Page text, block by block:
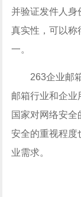
并验证发件人身
真实性，可以称
一。
263企业邮箱
邮箱行业和企业
国家对网络安
安全的重视程度
业需求。